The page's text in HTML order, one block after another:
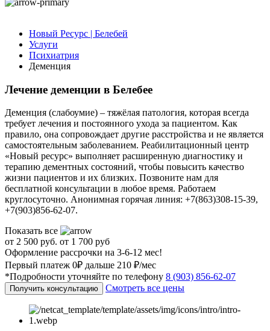
Новый Ресурс | Белебей
Услуги
Психиатрия
Деменция
Лечение деменции в Белебее
Деменция (слабоумие) – тяжёлая патология, которая всегда
требует лечения и постоянного ухода за пациентом. Как
правило, она сопровождает другие расстройства и не является
самостоятельным заболеванием. Реабилитационный центр
«Новый ресурс» выполняет расширенную диагностику и
терапию дементных состояний, чтобы повысить качество
жизни пациентов и их близких. Позвоните нам для
бесплатной консультации в любое время. Работаем
круглосуточно. Анонимная горячая линия: +7(863)308-15-39,
+7(903)856-62-07.
Показать все
от 2 500 руб. от 1 700 руб
Оформление рассрочки на 3-6-12 мес!
Первый платеж 0₽ дальше 210 ₽/мес
*Подробности уточняйте по телефону 8 (903) 856-62-07
Получить консультацию Смотреть все цены